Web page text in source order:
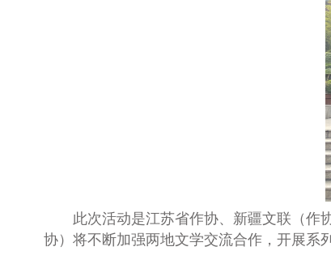
此次活动是江苏省作协、新疆文联（作
协）将不断加强两地文学交流合作， 开展系